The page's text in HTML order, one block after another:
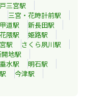
三宮駅
三宮・花時計前駅
道駅 新長田駅
花隈駅 姫路駅
駅 さくら夙川駅
地駅
垂水駅 明石駅
駅 今津駅